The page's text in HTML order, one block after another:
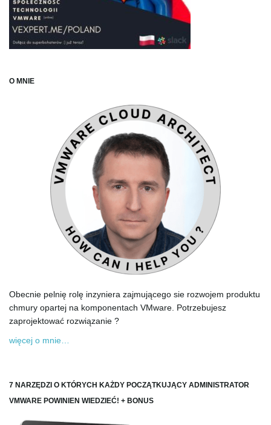
O MNIE
Obecnie pelnię rolę inzyniera zajmującego sie rozwojem produktu
chmury opartej na komponentach VMware. Potrzebujesz
zaprojektować rozwiązanie ?
więcej o mnie…
7 NARZĘDZI O KTÓRYCH KAŻDY POCZĄTKUJĄCY ADMINISTRATOR
VMWARE POWINIEN WIEDZIEĆ! + BONUS